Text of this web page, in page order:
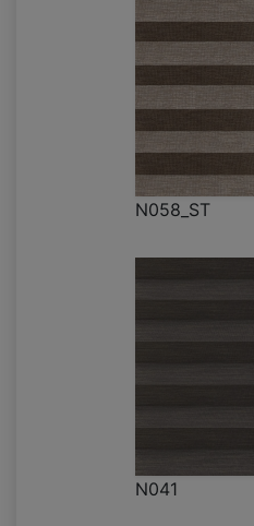
N058_ST
N041